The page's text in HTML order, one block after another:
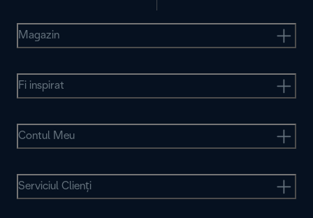
Magazin
Fi inspirat
Contul Meu
Serviciul Clienţi